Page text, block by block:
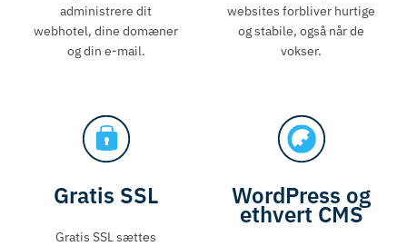
administrere dit
webhotel, dine domæner
og din e-mail.
websites forbliver hurtige
og stabile, også når de
vokser.
Gratis SSL
Gratis SSL sættes
WordPress og
ethvert CMS